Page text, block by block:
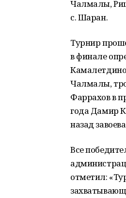
Чалмалы,
с. Шаран.
Турнир
в финале
Чалмалы,
Фаррахов в
года Дамир
назад
Все
отметил: